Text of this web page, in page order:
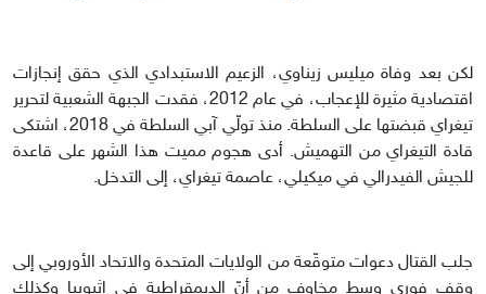
لكن بعد وفاة ميليس زيناوي، الزعيم الاستبدادي الذي حقق إنجازات
اقتصادية مثيرة للإعجاب، في عام 2012، فقدت الجبهة الشعبية لتحرير
تيغراي قبضتها على السلطة. منذ تولّي آبي السلطة في 2018، اشتكى
قادة التيغراي من التهميش. أدى هجوم مميت هذا الشهر على قاعدة
للجيش الفيدرالي في ميكيلي، عاصمة تيغراي، إلى التدخل.
جلب القتال دعوات متوقّعة من الولايات المتحدة والاتحاد الأوروبي إلى
وقف فوري وسط مخاوف من أنّ الديمقراطية في إثيوبيا وكذلك